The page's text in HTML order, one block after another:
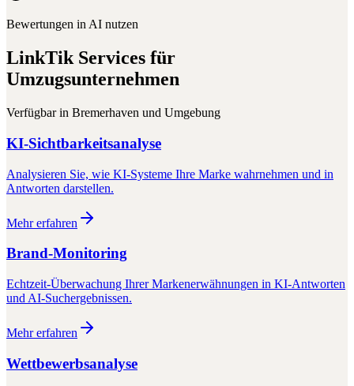
Bewertungen in AI nutzen
LinkTik Services für
Umzugsunternehmen
Verfügbar in Bremerhaven und Umgebung
KI-Sichtbarkeitsanalyse
Analysieren Sie, wie KI-Systeme Ihre Marke wahrnehmen und in
Antworten darstellen.
Mehr erfahren
Brand-Monitoring
Echtzeit-Überwachung Ihrer Markenerwähnungen in KI-Antworten
und AI-Suchergebnissen.
Mehr erfahren
Wettbewerbsanalyse